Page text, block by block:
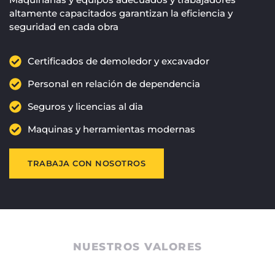
altamente capacitados garantizan la eficiencia y
seguridad en cada obra
Certificados de demoledor y excavador
Personal en relación de dependencia
Seguros y licencias al dia
Maquinas y herramientas modernas
TRABAJA CON NOSOTROS
NUESTROS VALORES